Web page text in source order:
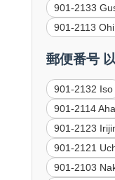
901-2133
901-2113
郵便番号
901-2132 Iso
901-2114
901-2123
901-2121
901-2103